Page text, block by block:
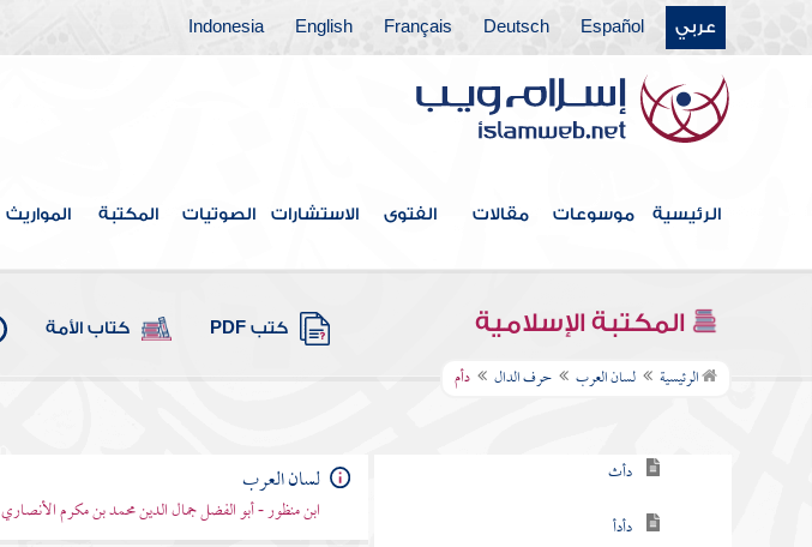
عربي Español
Deutsch
Français
English
Indonesia
الرئيسية موسوعات مقالات الفتوى الاستشارات الصوتيات المكتبة المواريث
المكتبة الإسلامية كتب PDF كتاب الأمة
الرئيسية لسان العرب حرف الدال دأم
حرف الباء
حرف التاء
حرف الثاء
حرف الجيم
حرف الحاء
حرف الخاء
حرف الدال
دأث
دأدأ
لسان العرب
ابن منظور - أبو الفضل جمال الدين محمد بن مكرم الأنصاري